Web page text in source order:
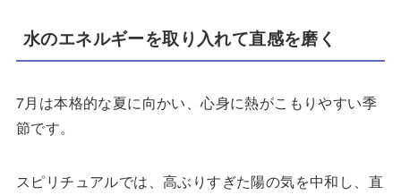
水のエネルギーを取り入れて直感を磨く
7月は本格的な夏に向かい、心身に熱がこもりやすい季
節です。
スピリチュアルでは、高ぶりすぎた陽の気を中和し、直